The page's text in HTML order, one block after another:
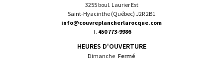
3255 boul. Laurier Est
Saint-Hyacinthe (Québec) J2R 2B1
info@couvreplancherlarocque.com
T. 450 773-9986
HEURES D'OUVERTURE
Dimanche Fermé